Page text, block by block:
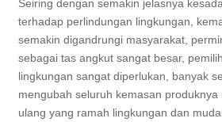
Seiring dengan semakin jelasnya
terhadap perlindungan lingkungan,
semakin digandrungi masyarakat,
sebagai tas angkut sangat besar,
lingkungan sangat diperlukan, banyak
mengubah seluruh kemasan
ulang yang ramah lingkungan dan